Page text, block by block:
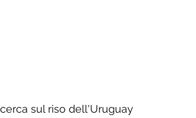
sul riso dell'Uruguay